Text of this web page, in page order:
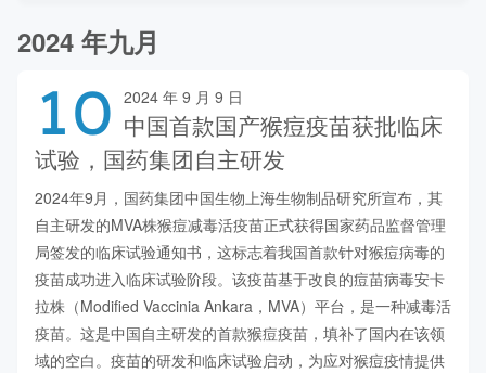
2024 年九月
10 2024 年 9 月 9 日
中国首款国产猴痘疫苗获批临床
试验，国药集团自主研发
2024年9月，国药集团中国生物上海生物制品研究所宣布，其
自主研发的MVA株猴痘减毒活疫苗正式获得国家药品监督管理
局签发的临床试验通知书，这标志着我国首款针对猴痘病毒的
疫苗成功进入临床试验阶段。该疫苗基于改良的痘苗病毒安卡
拉株（Modified Vaccinia Ankara，MVA）平台，是一种减毒活
疫苗。这是中国自主研发的首款猴痘疫苗，填补了国内在该领
域的空白。疫苗的研发和临床试验启动，为应对猴痘疫情提供